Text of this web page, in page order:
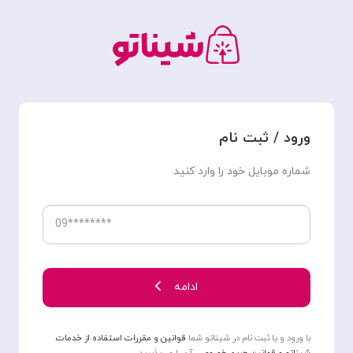
ورود / ثبت نام
شماره موبایل خود را وارد کنید
ادامه
با ورود و یا ثبت ‌‌نام در شیناتو شما قوانین و مقررات استفاده از خدمات